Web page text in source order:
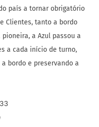
país a tornar obrigatório
Clientes, tanto a bordo
a Azul passou a
a cada início de turno,
bordo e preservando a